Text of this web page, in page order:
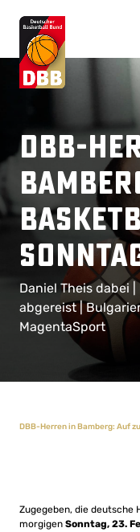
DBB-
Daniel Theis dabei
abgereist |
MagentaSport
DBB-Herren in Bamberg: Auf
Zugegeben, die
morgigen Sonntag, 23.